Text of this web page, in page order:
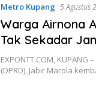
Metro Kupang 5 Agustus
Warga Airnona
Tak Sekadar
EXPONTT.COM,
(DPRD), Jabir Marola